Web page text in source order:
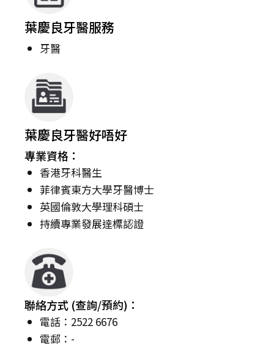
葉慶良牙醫服務
牙醫
葉慶良牙醫好唔好
專業資格：
香港牙科醫生
菲律賓東方大學牙醫博士
英國倫敦大學理科碩士
持續專業發展達標認證
聯絡方式 (查詢/預約)：
電話：2522 6676
電郵：-